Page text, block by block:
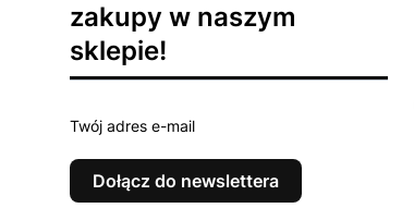
zakupy w naszym
sklepie!
Twój adres e-mail
Dołącz do newslettera